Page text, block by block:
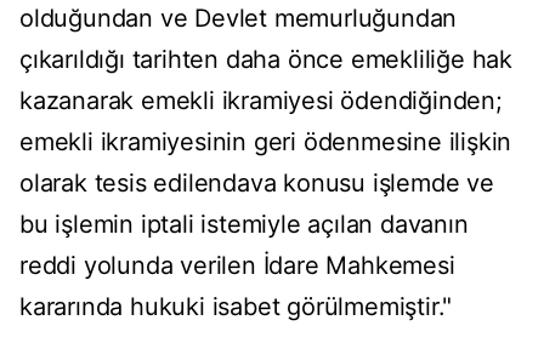
olduğundan ve Devlet memurluğundan
çıkarıldığı tarihten daha önce emekliliğe hak
kazanarak emekli ikramiyesi ödendiğinden;
emekli ikramiyesinin geri ödenmesine ilişkin
olarak tesis edilendava konusu işlemde ve
bu işlemin iptali istemiyle açılan davanın
reddi yolunda verilen İdare Mahkemesi
kararında hukuki isabet görülmemiştir."